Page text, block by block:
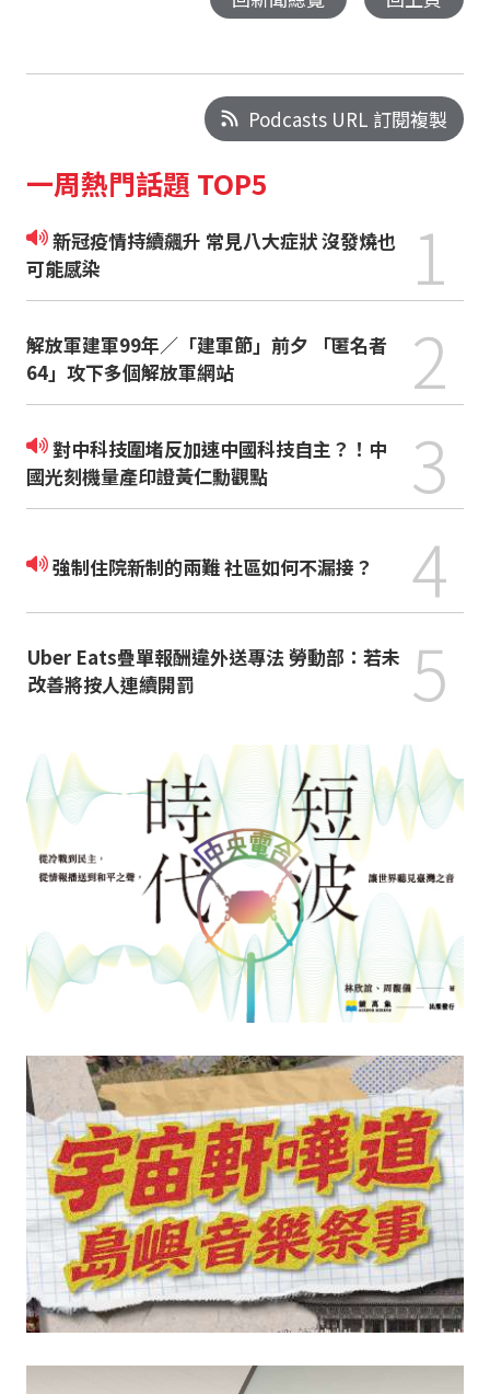
Podcasts URL 訂閱複製
一周熱門話題 TOP5
新冠疫情持續飆升 常見八大症狀 沒發燒也
可能感染
1
解放軍建軍99年／「建軍節」前夕 「匿名者
64」攻下多個解放軍網站
2
對中科技圍堵反加速中國科技自主？！中
國光刻機量產印證黃仁勳觀點
3
強制住院新制的兩難 社區如何不漏接？ 4
Uber Eats疊單報酬違外送專法 勞動部：若未
改善將按人連續開罰
5